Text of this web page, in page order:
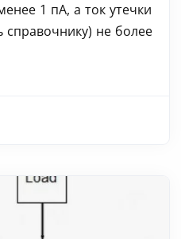
1 пА, а ток утечки
справочнику) не более